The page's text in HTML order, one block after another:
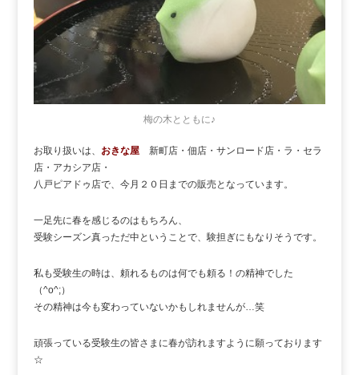
梅の木とともに♪
お取り扱いは、 おきな屋 新町店・佃店・サンロード店・ラ・セラ
店・アカシア店・
八戸ピアドゥ店で、今月２０日までの販売となっています。
一足先に春を感じるのはもちろん、
受験シーズン真っただ中ということで、験担ぎにもなりそうです。
私も受験生の時は、頼れるものは何でも頼る！の精神でした
（^o^;）
その精神は今も変わっていないかもしれませんが…笑
頑張っている受験生の皆さまに春が訪れますように願っております
☆